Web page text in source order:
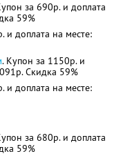
за 690р. и доплата
59%
и доплата на месте:
. Купон за 1150р. и
Скидка 59%
и доплата на месте:
за 680р. и доплата
59%